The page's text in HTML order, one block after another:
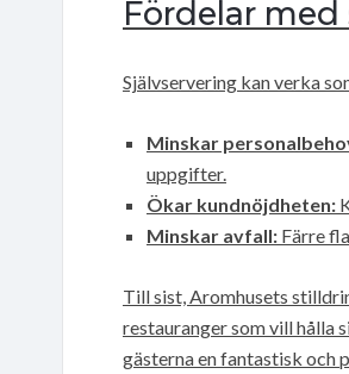
Fördelar med
Självservering kan verka
Minskar
uppgifter.
Ökar kundnöjdheten:
Minskar avfall: Färre
Till sist, Aromhusets
restauranger som vill hålla
gästerna en fantastisk och